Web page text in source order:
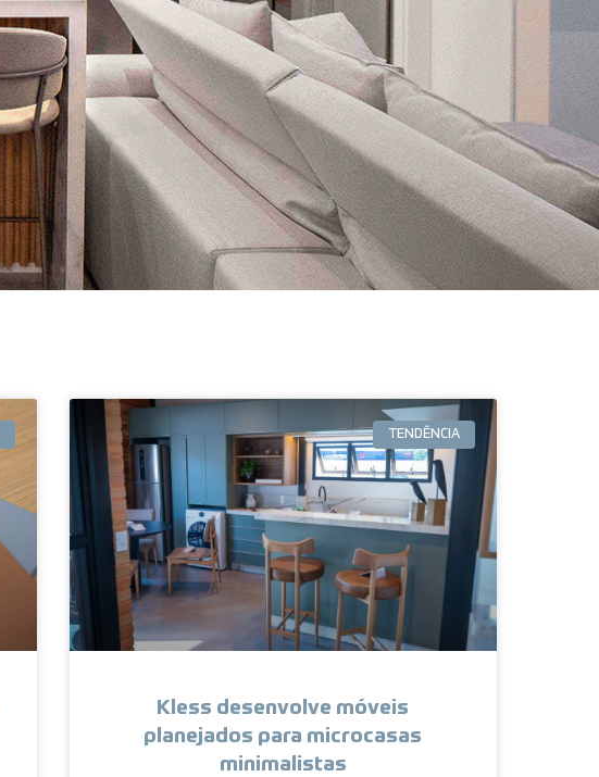
TENDÊNCIA
Kless desenvolve móveis
planejados para microcasas
minimalistas